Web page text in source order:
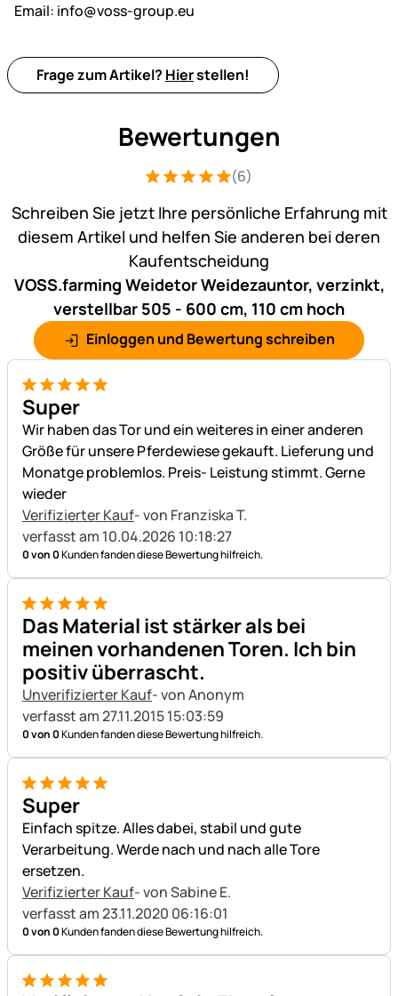
Email: info@voss-group.eu
Frage zum Artikel? Hierstellen!
Bewertungen
Bewertung: 5 von 5 (6 Bewertungen)
6 Bewertungen
(6)
Schreiben Sie jetzt Ihre persönliche Erfahrung mit
diesem Artikel und helfen Sie anderen bei deren
Kaufentscheidung
VOSS.farming Weidetor Weidezauntor, verzinkt,
verstellbar 505 - 600 cm, 110 cm hoch
Einloggen und Bewertung schreiben
5 von 5
Super
Wir haben das Tor und ein weiteres in einer anderen
Größe für unsere Pferdewiese gekauft. Lieferung und
Monatge problemlos. Preis- Leistung stimmt. Gerne
wieder
Verifizierter Kauf- von Franziska T.
verfasst am 10.04.2026 10:18:27
0 von 0Kunden fanden diese Bewertung hilfreich.
5 von 5
Das Material ist stärker als bei
meinen vorhandenen Toren. Ich bin
positiv überrascht.
Unverifizierter Kauf- von Anonym
verfasst am 27.11.2015 15:03:59
0 von 0Kunden fanden diese Bewertung hilfreich.
5 von 5
Super
Einfach spitze. Alles dabei, stabil und gute
Verarbeitung. Werde nach und nach alle Tore
ersetzen.
Verifizierter Kauf- von Sabine E.
verfasst am 23.11.2020 06:16:01
0 von 0Kunden fanden diese Bewertung hilfreich.
5 von 5